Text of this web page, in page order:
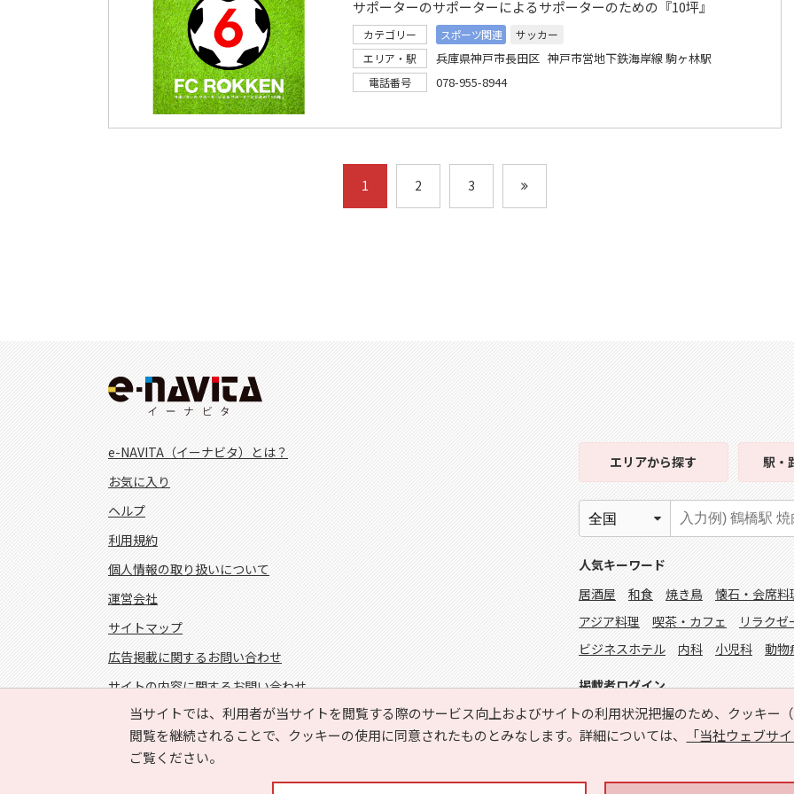
サポーターのサポーターによるサポーターのための『10坪』
カテゴリー スポーツ関連
サッカー
エリア・駅
兵庫県神戸市長田区 神戸市営地下鉄海岸線 駒ヶ林駅
電話番号 078-955-8944
1 2 3
当サイトでは、利用者が当サイトを閲覧する際のサービス向上およびサイトの利用状況把握のため、クッキー
閲覧を継続されることで、クッキーの使用に同意されたものとみなします。詳細については、
「当社ウェブサ
ご覧ください。
e-NAVITA（イーナビタ）とは？
お気に入り
ヘルプ
利用規約
個人情報の取り扱いについて
運営会社
サイトマップ
広告掲載に関するお問い合わせ
サイトの内容に関するお問い合わせ
エリアから探す 駅・
人気キーワード
居酒屋
和食 焼き鳥 懐石・会席料
アジア料理
喫茶・カフェ リラクゼ
ビジネスホテル
内科 小児科 動物
掲載者ログイン
FOLLOW US!